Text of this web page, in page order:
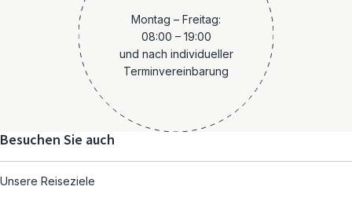
Montag – Freitag:
08:00 – 19:00
und nach individueller
Terminvereinbarung
Besuchen Sie auch
Unsere Reiseziele